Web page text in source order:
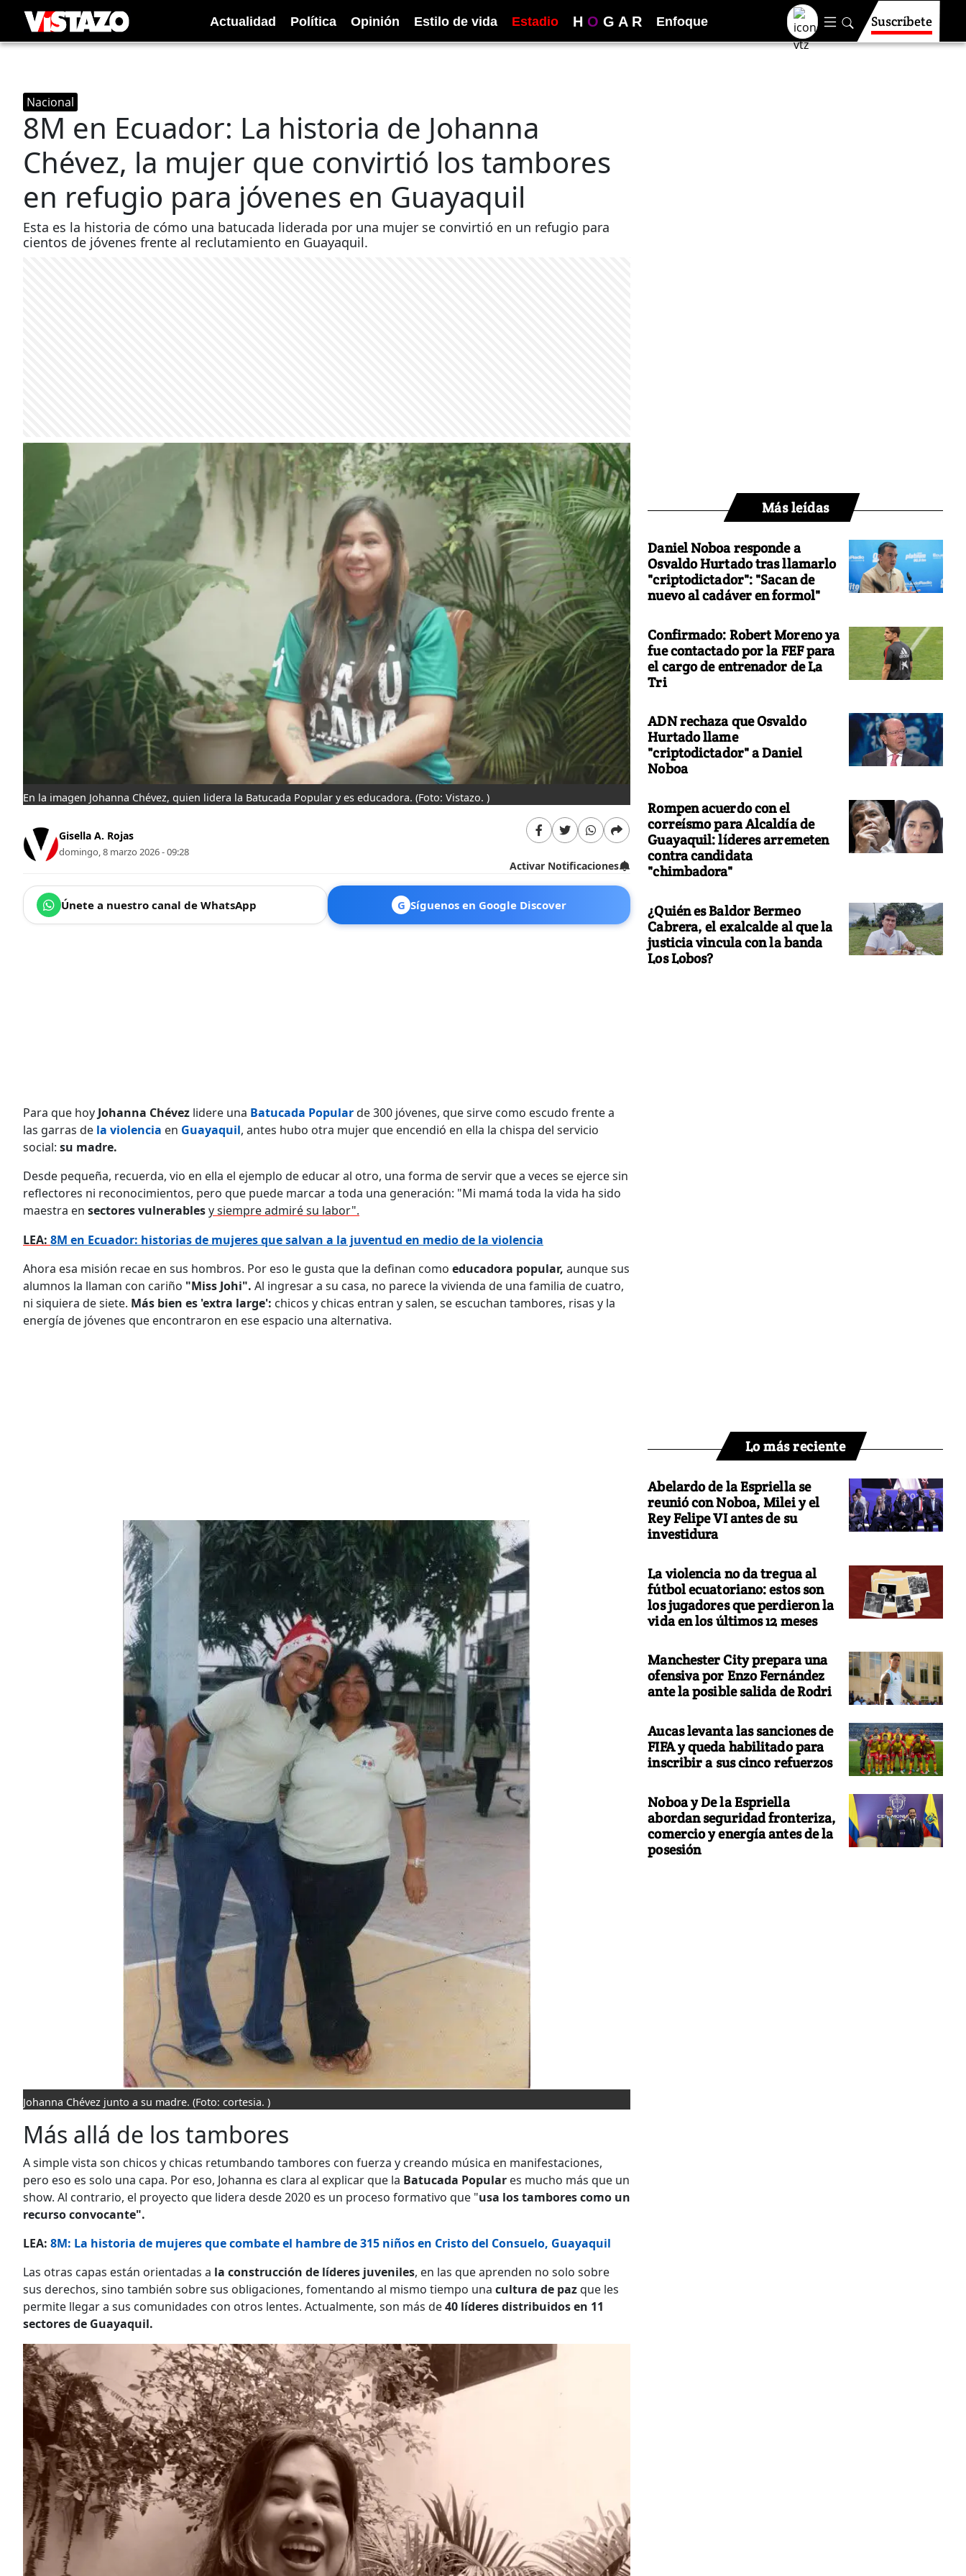
Actualidad Política Opinión Estilo de vida Estadio H O G A R Enfoque Suscríbete
Nacional
8M en Ecuador: La historia de Johanna
Chévez, la mujer que convirtió los tambores
en refugio para jóvenes en Guayaquil
Esta es la historia de cómo una batucada liderada por una mujer se convirtió en un refugio para
cientos de jóvenes frente al reclutamiento en Guayaquil.
En la imagen Johanna Chévez, quien lidera la Batucada Popular y es educadora. (Foto: Vistazo. )
Gisella A. Rojas
domingo, 8 marzo 2026 - 09:28
Activar Notificaciones
Únete a nuestro canal de WhatsApp G Síguenos en Google Discover
Para que hoy Johanna Chévez lidere una Batucada Popularde 300 jóvenes, que sirve como escudo frente a
las garras de la violencia en Guayaquil, antes hubo otra mujer que encendió en ella la chispa del servicio
social: su madre.
Desde pequeña, recuerda, vio en ella el ejemplo de educar al otro, una forma de servir que a veces se ejerce sin
reflectores ni reconocimientos, pero que puede marcar a toda una generación: "Mi mamá toda la vida ha sido
maestra en sectores vulnerablesy siempre admiré su labor".
LEA: 8M en Ecuador: historias de mujeres que salvan a la juventud en medio de la violencia
Ahora esa misión recae en sus hombros. Por eso le gusta que la definan como educadora popular, aunque sus
alumnos la llaman con cariño "Miss Johi". Al ingresar a su casa, no parece la vivienda de una familia de cuatro,
ni siquiera de siete. Más bien es 'extra large': chicos y chicas entran y salen, se escuchan tambores, risas y la
energía de jóvenes que encontraron en ese espacio una alternativa.
Johanna Chévez junto a su madre. (Foto: cortesia. )
Más allá de los tambores
A simple vista son chicos y chicas retumbando tambores con fuerza y creando música en manifestaciones,
pero eso es solo una capa. Por eso, Johanna es clara al explicar que la Batucada Popular es mucho más que un
show. Al contrario, el proyecto que lidera desde 2020 es un proceso formativo que "usa los tambores como un
recurso convocante".
LEA: 8M: La historia de mujeres que combate el hambre de 315 niños en Cristo del Consuelo, Guayaquil
Las otras capas están orientadas a la construcción de líderes juveniles, en las que aprenden no solo sobre
sus derechos, sino también sobre sus obligaciones, fomentando al mismo tiempo una cultura de pazque les
permite llegar a sus comunidades con otros lentes. Actualmente, son más de40 líderes distribuidos en 11
sectores de Guayaquil.
Más leídas
Daniel Noboa responde a
Osvaldo Hurtado tras llamarlo
"criptodictador": "Sacan de
nuevo al cadáver en formol"
Confirmado: Robert Moreno ya
fue contactado por la FEF para
el cargo de entrenador de La
Tri
ADN rechaza que Osvaldo
Hurtado llame
"criptodictador" a Daniel
Noboa
Rompen acuerdo con el
correísmo para Alcaldía de
Guayaquil: líderes arremeten
contra candidata
"chimbadora"
¿Quién es Baldor Bermeo
Cabrera, el exalcalde al que la
justicia vincula con la banda
Los Lobos?
Lo más reciente
Abelardo de la Espriella se
reunió con Noboa, Milei y el
Rey Felipe VI antes de su
investidura
La violencia no da tregua al
fútbol ecuatoriano: estos son
los jugadores que perdieron la
vida en los últimos 12 meses
Manchester City prepara una
ofensiva por Enzo Fernández
ante la posible salida de Rodri
Aucas levanta las sanciones de
FIFA y queda habilitado para
inscribir a sus cinco refuerzos
Noboa y De la Espriella
abordan seguridad fronteriza,
comercio y energía antes de la
posesión